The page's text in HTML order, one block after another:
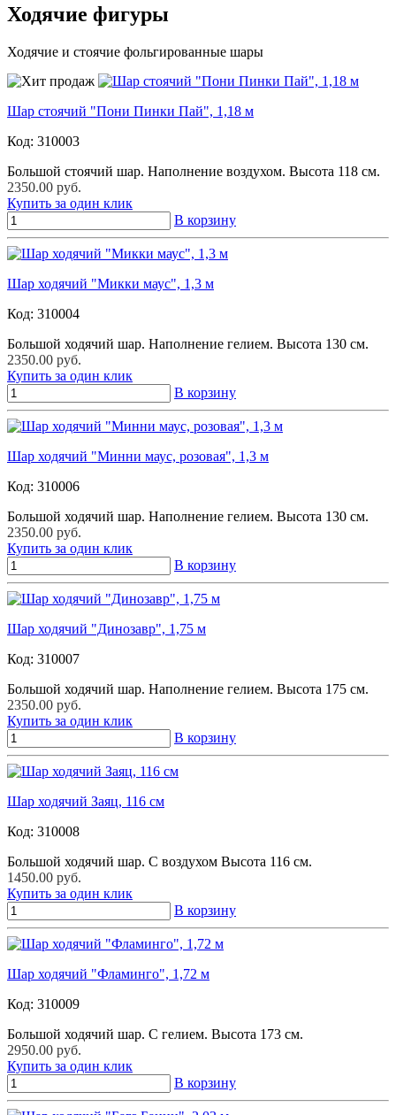
Ходячие фигуры
Ходячие и стоячие фольгированные шары
Шар стоячий "Пони Пинки Пай", 1,18 м
Код: 310003
Большой стоячий шар. Наполнение воздухом. Высота 118 см.
2350.00 руб.
Купить за один клик
В корзину
Шар ходячий "Микки маус", 1,3 м
Код: 310004
Большой ходячий шар. Наполнение гелием. Высота 130 см.
2350.00 руб.
Купить за один клик
В корзину
Шар ходячий "Минни маус, розовая", 1,3 м
Код: 310006
Большой ходячий шар. Наполнение гелием. Высота 130 см.
2350.00 руб.
Купить за один клик
В корзину
Шар ходячий "Динозавр", 1,75 м
Код: 310007
Большой ходячий шар. Наполнение гелием. Высота 175 см.
2350.00 руб.
Купить за один клик
В корзину
Шар ходячий Заяц, 116 см
Код: 310008
Большой ходячий шар. С воздухом Высота 116 см.
1450.00 руб.
Купить за один клик
В корзину
Шар ходячий "Фламинго", 1,72 м
Код: 310009
Большой ходячий шар. С гелием. Высота 173 см.
2950.00 руб.
Купить за один клик
В корзину